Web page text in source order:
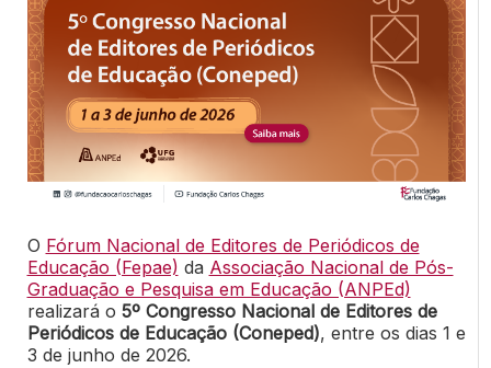
O Fórum Nacional de Editores de Periódicos de
Educação (Fepae) da Associação Nacional de Pós-
Graduação e Pesquisa em Educação (ANPEd)
realizará o 5º Congresso Nacional de Editores de
Periódicos de Educação (Coneped), entre os dias 1 e
3 de junho de 2026.